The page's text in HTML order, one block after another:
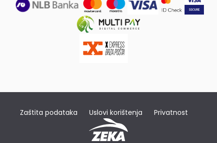
Zaštita podataka Uslovi korištenja Privatnost